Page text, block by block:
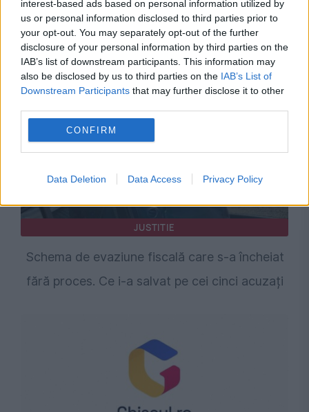
interest-based ads based on personal information utilized by
us or personal information disclosed to third parties prior to
your opt-out. You may separately opt-out of the further
disclosure of your personal information by third parties on the
IAB’s list of downstream participants. This information may
also be disclosed by us to third parties on the IAB’s List of
Downstream Participants that may further disclose it to other
CONFIRM
Data Deletion Data Access Privacy Policy
Recomandările noastre
JUSTITIE
Schema de evaziune fiscală care s-a încheiat
fără proces. Ce i-a salvat pe cei cinci acuzați